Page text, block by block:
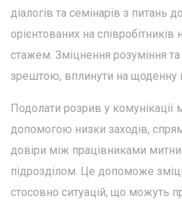
діалогів та семінарів з питань
орієнтованих на співробітників
стажем. Зміцнення розуміння
зрештою, вплинути на щоденну
Подолати розрив у
допомогою низки заходів,
довіри між працівниками
підрозділом. Це допоможе
стосовно ситуацій, що можуть